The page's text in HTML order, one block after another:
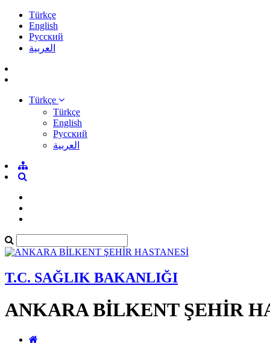
Türkçe
English
Pусский
العربية
Türkçe
Türkçe
English
Pусский
العربية
T.C. SAĞLIK BAKANLIĞI
ANKARA BİLKENT ŞEHİR